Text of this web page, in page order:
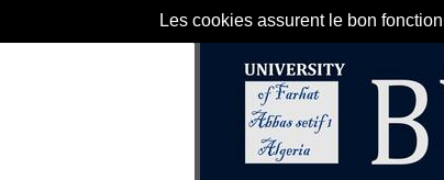
Les cookies assurent le bon
لمكتبة كلية العلوم الاقتصادية و